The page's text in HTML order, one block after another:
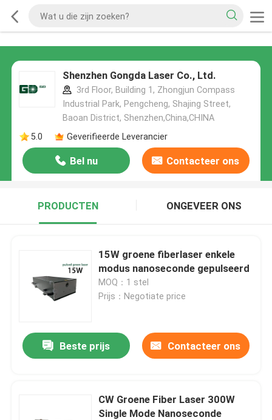
Shenzhen Gongda Laser Co., Ltd.
3rd Floor, Building 1, Zhongjun Compass
Industrial Park, Pengcheng, Shajing Street,
Baoan District, Shenzhen,China,CHINA
5.0
Geverifieerde Leverancier
Bel nu Contacteer ons
PRODUCTEN ONGEVEER ONS
15W groene fiberlaser enkele
modus nanoseconde gepulseerd
MOQ：1 stel
Prijs：Negotiate price
Beste prijs Contacteer ons
CW Groene Fiber Laser 300W
Single Mode Nanoseconde